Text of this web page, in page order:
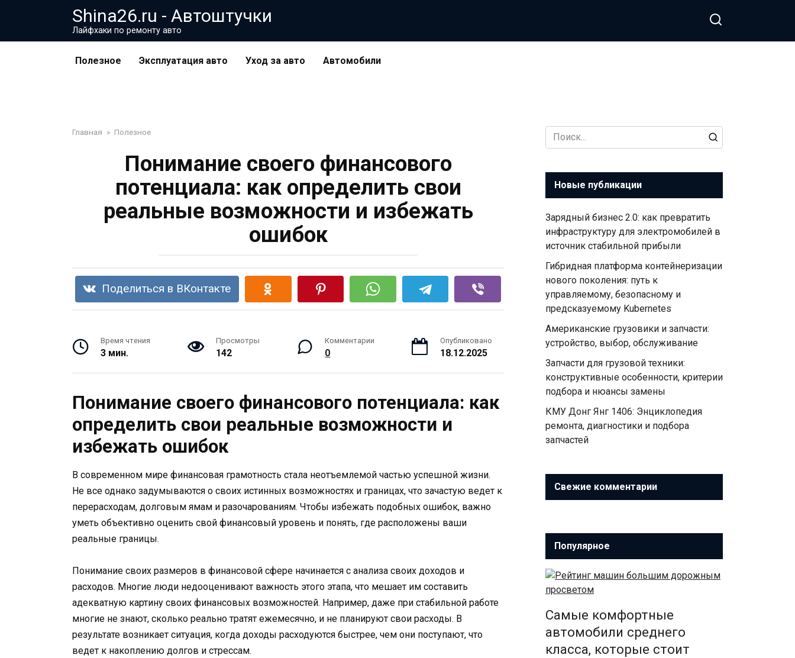
Shina26.ru - Автоштучки
Лайфхаки по ремонту авто
Полезное Эксплуатация авто Уход за авто Автомобили
Главная » Полезное
Понимание своего финансового
потенциала: как определить свои
реальные возможности и избежать
ошибок
Поделиться в ВКонтакте
Время чтения
3 мин.
Просмотры
142
Комментарии
0
Опубликовано
18.12.2025
Понимание своего финансового потенциала: как
определить свои реальные возможности и
избежать ошибок
В современном мире финансовая грамотность стала неотъемлемой частью успешной жизни.
Не все однако задумываются о своих истинных возможностях и границах, что зачастую ведет к
перерасходам, долговым ямам и разочарованиям. Чтобы избежать подобных ошибок, важно
уметь объективно оценить свой финансовый уровень и понять, где расположены ваши
реальные границы.
Понимание своих размеров в финансовой сфере начинается с анализа своих доходов и
расходов. Многие люди недооценивают важность этого этапа, что мешает им составить
адекватную картину своих финансовых возможностей. Например, даже при стабильной работе
многие не знают, сколько реально тратят ежемесячно, и не планируют свои расходы. В
результате возникает ситуация, когда доходы расходуются быстрее, чем они поступают, что
ведет к накоплению долгов и стрессам.
Search
for:
Новые публикации
Зарядный бизнес 2.0: как превратить
инфраструктуру для электромобилей в
источник стабильной прибыли
Гибридная платформа контейнеризации
нового поколения: путь к
управляемому, безопасному и
предсказуемому Kubernetes
Американские грузовики и запчасти:
устройство, выбор, обслуживание
Запчасти для грузовой техники:
конструктивные особенности, критерии
подбора и нюансы замены
КМУ Донг Янг 1406: Энциклопедия
ремонта, диагностики и подбора
запчастей
Свежие комментарии
Популярное
Самые комфортные
автомобили среднего
класса, которые стоит